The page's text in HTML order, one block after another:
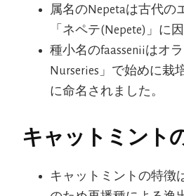
属名のNepetaは古代の
「ネペテ(Nepete)」に
種小名のfaasseniiはオラ
Nurseries」で始めに栽
に命名されました。
キャットミント
キャットミントの特徴